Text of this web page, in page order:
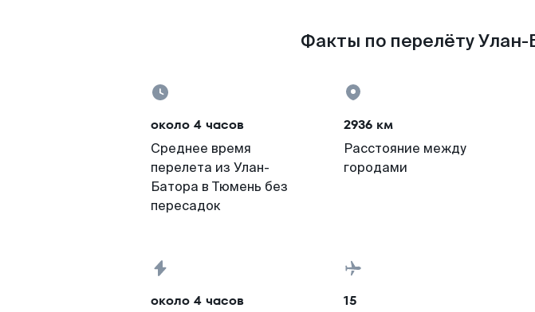
Факты по перелёту
около 4 часов
Среднее время
перелета из Улан-
Батора в Тюмень без
пересадок
2936 км
Расстояние между
городами
около 4 часов 15